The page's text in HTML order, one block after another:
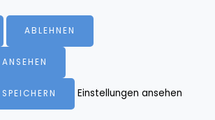
ABLEHNEN
Einstellungen ansehen